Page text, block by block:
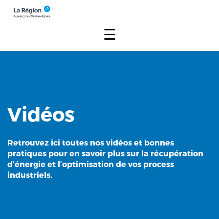
☰
Vidéos
Retrouvez ici toutes nos vidéos et bonnes
pratiques pour en savoir plus sur la récupération
d’énergie et l’optimisation de vos process
industriels.